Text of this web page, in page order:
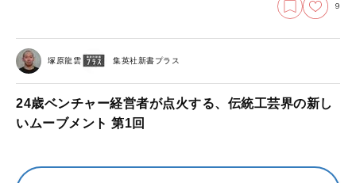
9
塚原龍雲 集英社新書プラス
24歳ベンチャー経営者が点火する、伝統工芸界の新し
いムーブメント 第1回